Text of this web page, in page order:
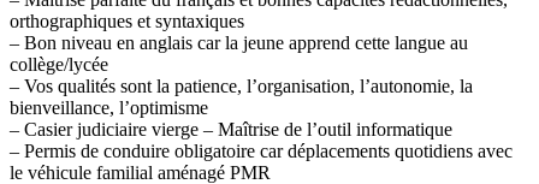
orthographiques et syntaxiques
– Bon niveau en anglais car la jeune apprend cette langue au
collège/lycée
– Vos qualités sont la patience, l’organisation, l’autonomie, la
bienveillance, l’optimisme
– Casier judiciaire vierge – Maîtrise de l’outil informatique
– Permis de conduire obligatoire car déplacements quotidiens avec
le véhicule familial aménagé PMR